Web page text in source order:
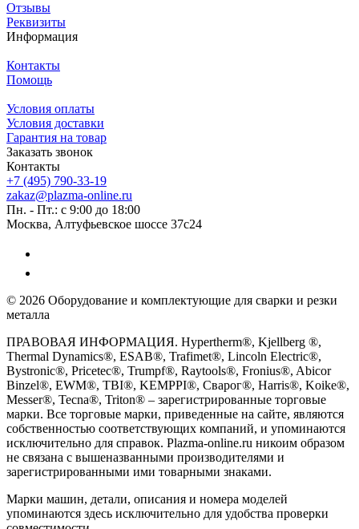
Отзывы
Реквизиты
Информация
Контакты
Помощь
Условия оплаты
Условия доставки
Гарантия на товар
Заказать звонок
Контакты
+7 (495) 790-33-19
zakaz@plazma-online.ru
Пн. - Пт.: с 9:00 до 18:00
Москва, Алтуфьевское шоссе 37с24
© 2026 Оборудование и комплектующие для сварки и резки
металла
ПРАВОВАЯ ИНФОРМАЦИЯ. Hypertherm®, Kjellberg ®,
Thermal Dynamics®, ESAB®, Trafimet®, Lincoln Electric®,
Bystronic®, Pricetec®, Trumpf®, Raytools®, Fronius®, Abicor
Binzel®, EWM®, TBI®, KEMPPI®, Сварог®, Harris®, Koike®,
Messer®, Tecna®, Triton® – зарегистрированные торговые
марки. Все торговые марки, приведенные на сайте, являются
собственностью соответствующих компаний, и упоминаются
исключительно для справок. Plazma-online.ru никоим образом
не связана с вышеназванными производителями и
зарегистрированными ими товарными знаками.
Марки машин, детали, описания и номера моделей
упоминаются здесь исключительно для удобства проверки